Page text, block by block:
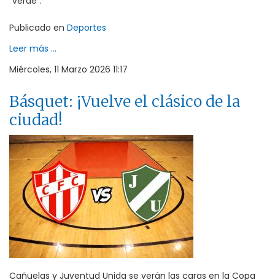
Publicado en Deportes
Leer más ...
Miércoles, 11 Marzo 2026 11:17
Básquet: ¡Vuelve el clásico de la
ciudad!
Cañuelas y Juventud Unida se verán las caras en la Copa